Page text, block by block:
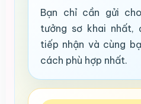
Bạn chỉ cần gửi
tưởng sơ khai nhất,
tiếp nhận và cùng
cách phù hợp nhất.